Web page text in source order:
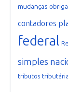
mudanças
contadores
federal
simples
tributos tributária